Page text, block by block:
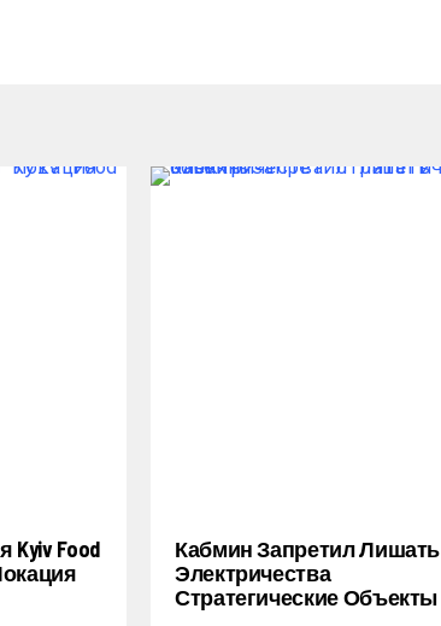
Food
Кабмин Запретил Лишать
Электричества
Стратегические Объекты